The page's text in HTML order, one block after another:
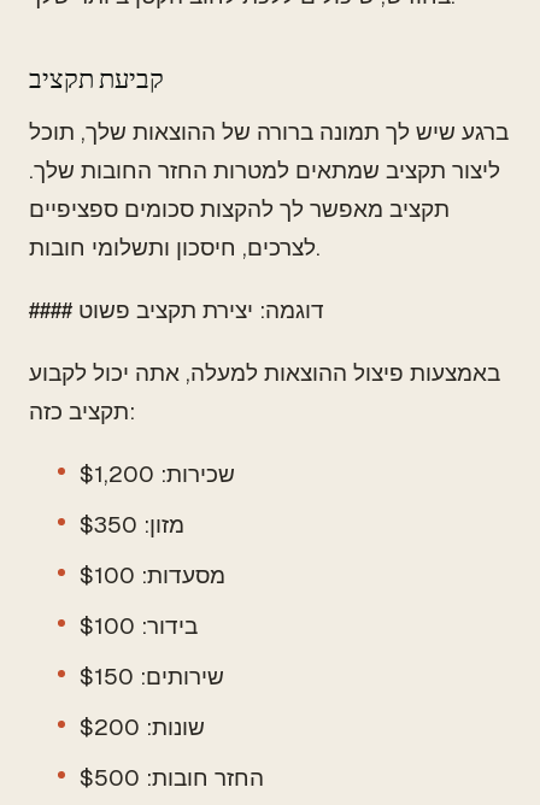
קביעת תקציב
ברגע שיש לך תמונה ברורה של ההוצאות שלך, תוכל
ליצור תקציב שמתאים למטרות החזר החובות שלך.
תקציב מאפשר לך להקצות סכומים ספציפיים
לצרכים, חיסכון ותשלומי חובות.
#### דוגמה: יצירת תקציב פשוט
באמצעות פיצול ההוצאות למעלה, אתה יכול לקבוע
תקציב כזה:
שכירות: $1,200
מזון: $350
מסעדות: $100
בידור: $100
שירותים: $150
שונות: $200
החזר חובות: $500